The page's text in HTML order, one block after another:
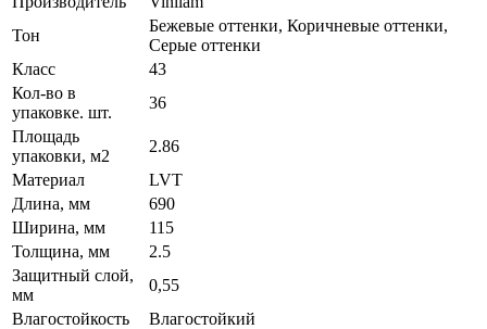
Тон
Бежевые оттенки, Коричневые оттенки,
Серые оттенки
Класс
43
Кол-во в
упаковке. шт.
36
Площадь
упаковки, м2
2.86
Материал
LVT
Длина, мм
690
Ширина, мм
115
Толщина, мм
2.5
Защитный слой,
мм
0,55
Влагостойкость
Влагостойкий